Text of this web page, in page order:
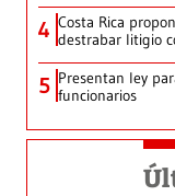
4 Costa Rica
destrabar litigio
5 Presentan ley
funcionarios